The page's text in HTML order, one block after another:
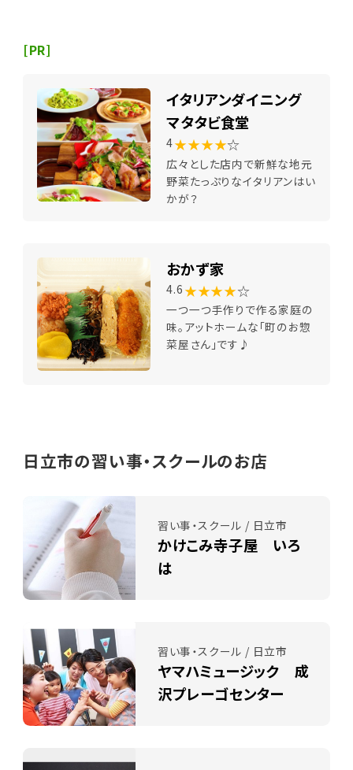
[PR]
イタリアンダイニング
マタタビ食堂
4★★★★☆
広々とした店内で新鮮な地元
野菜たっぷりなイタリアンはい
かが？
おかず家
4.6 ★★★★☆
一つ一つ手作りで作る家庭の
味。アットホームな「町のお惣
菜屋さん」です♪
日立市の習い事・スクールのお店
習い事・スクール / 日立市
かけこみ寺子屋 いろ
は
習い事・スクール / 日立市
ヤマハミュージック 成
沢プレーゴセンター